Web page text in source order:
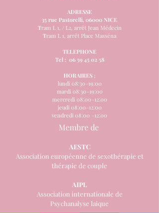
ADRESSE
35 rue Pastorelli, 06000 NICE
Tram L 1, / L2, arrêt Jean Médecin
Tram L 1, arrêt Place Masséna
TELEPHONE
Tel : 06 59 45 02 58
HORAIRES :
lundi 08:30–19:00
mardi 08:30–19:00
mercredi 08:00–12:00
jeudi 08:00–12:00
vendredi 08:00 –12:00
Membre de
AESTC
Association européenne de sexothérapie et
thérapie de couple
AIPL
Association internationale de
Psychanalyse laique